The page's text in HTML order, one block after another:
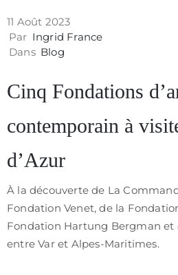
Politique
de
confidentialité
CGV
11 Août 2023
Par Ingrid France
Dans Blog
Cinq Fondations
contemporain à
d’Azur
À la découverte de La
Fondation Venet, de la
Fondation Hartung Bergman et
entre Var et Alpes-Maritimes.